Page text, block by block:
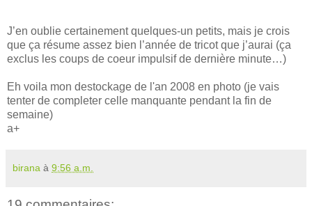
J’en oublie certainement quelques-un petits, mais je crois
que ça résume assez bien l’année de tricot que j’aurai (ça
exclus les coups de coeur impulsif de dernière minute…)
Eh voila mon destockage de l'an 2008 en photo (je vais
tenter de completer celle manquante pendant la fin de
semaine)
a+
birana à 9:56 a.m.